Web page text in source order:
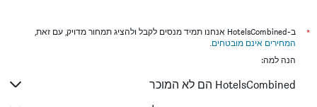
מלונות בניו יורק
מלונות בבנגקוק
מלונות בבוקרשט
*
ב-HotelsCombined אנחנו תמיד מנסים לקבל ולהציג תמחור מדויק, עם זאת,
המחירים אינם מובטחים.
הנה למה:
HotelsCombined הם לא המוכר